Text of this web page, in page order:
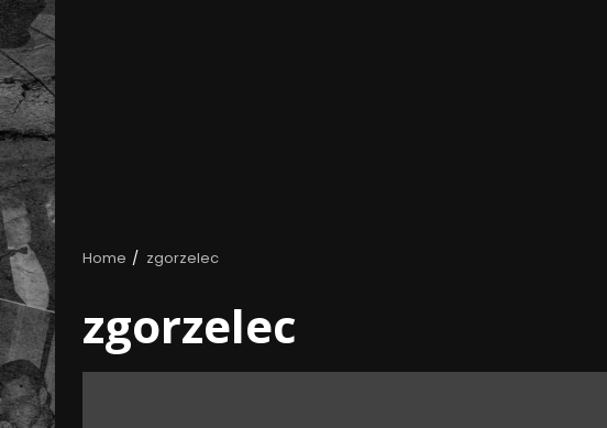
Home zgorzelec
zgorzelec